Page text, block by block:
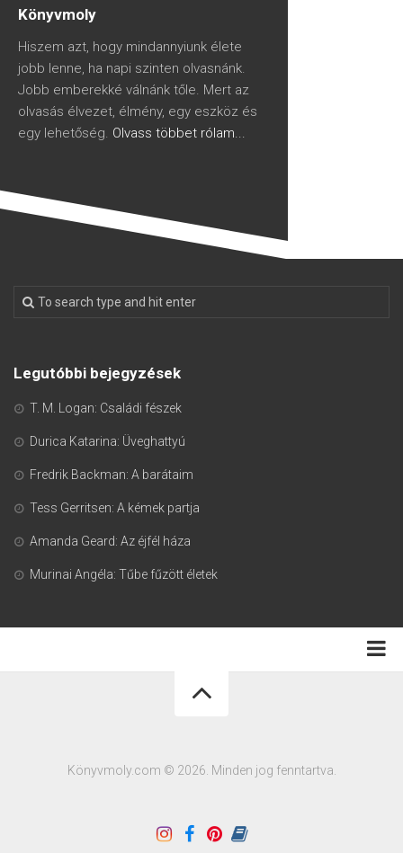
Könyvmoly
Hiszem azt, hogy mindannyiunk élete
jobb lenne, ha napi szinten olvasnánk.
Jobb emberekké válnánk tőle. Mert az
olvasás élvezet, élmény, egy eszköz és
egy lehetőség. Olvass többet rólam...
Legutóbbi bejegyzések
T. M. Logan: Családi fészek
Durica Katarina: Üveghattyú
Fredrik Backman: A barátaim
Tess Gerritsen: A kémek partja
Amanda Geard: Az éjfél háza
Murinai Angéla: Tűbe fűzött életek
Könyvmoly.com © 2026. Minden jog fenntartva.